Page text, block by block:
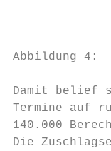
Abbildung 4:
Damit belief
Termine auf
140.000
Die